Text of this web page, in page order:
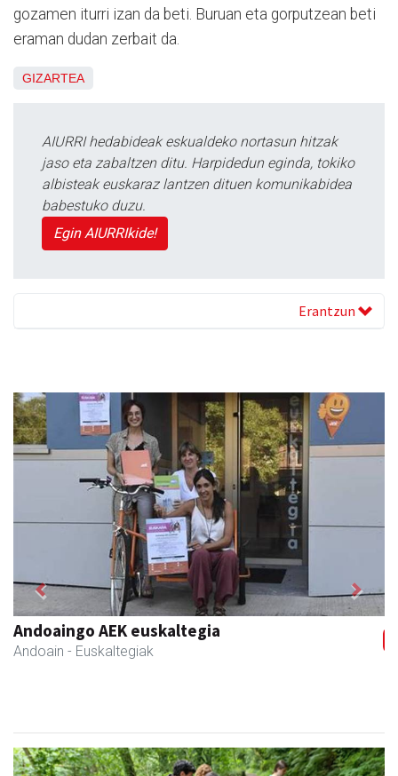
gozamen iturri izan da beti. Buruan eta gorputzean beti
eraman dudan zerbait da.
GIZARTEA
AIURRI hedabideak eskualdeko nortasun hitzak
jaso eta zabaltzen ditu. Harpidedun eginda, tokiko
albisteak euskaraz lantzen dituen komunikabidea
babestuko duzu.
Egin AIURRIkide!
Erantzun
Andoaingo AEK euskaltegia
Andoain - Euskaltegiak
Previous Next